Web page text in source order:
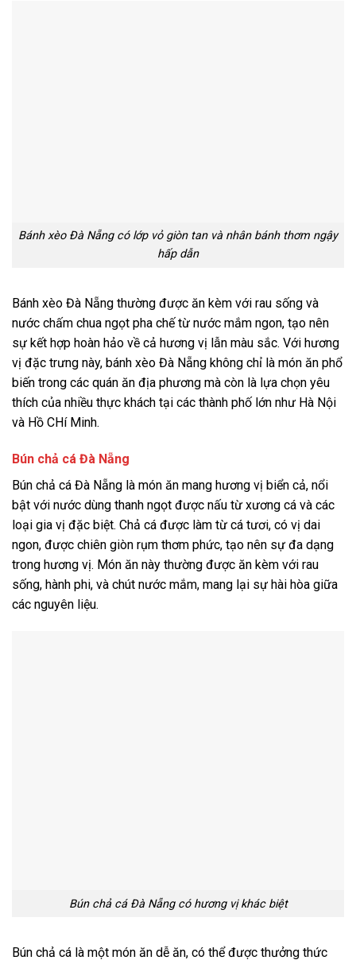
Bánh xèo Đà Nẵng có lớp vỏ giòn tan và nhân bánh thơm ngậy
hấp dẫn
Bánh xèo Đà Nẵng thường được ăn kèm với rau sống và
nước chấm chua ngọt pha chế từ nước mắm ngon, tạo nên
sự kết hợp hoàn hảo về cả hương vị lẫn màu sắc. Với hương
vị đặc trưng này, bánh xèo Đà Nẵng không chỉ là món ăn phổ
biến trong các quán ăn địa phương mà còn là lựa chọn yêu
thích của nhiều thực khách tại các thành phố lớn như Hà Nội
và Hồ CHí Minh.
Bún chả cá Đà Nẵng
Bún chả cá Đà Nẵng là món ăn mang hương vị biển cả, nổi
bật với nước dùng thanh ngọt được nấu từ xương cá và các
loại gia vị đặc biệt. Chả cá được làm từ cá tươi, có vị dai
ngon, được chiên giòn rụm thơm phức, tạo nên sự đa dạng
trong hương vị. Món ăn này thường được ăn kèm với rau
sống, hành phi, và chút nước mắm, mang lại sự hài hòa giữa
các nguyên liệu.
Bún chả cá Đà Nẵng có hương vị khác biệt
Bún chả cá là một món ăn dễ ăn, có thể được thưởng thức